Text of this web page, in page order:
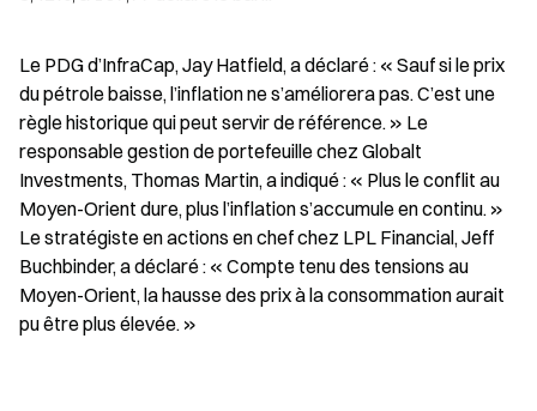
Le PDG d’InfraCap, Jay Hatfield, a déclaré : « Sauf si le prix
du pétrole baisse, l’inflation ne s’améliorera pas. C’est une
règle historique qui peut servir de référence. » Le
responsable gestion de portefeuille chez Globalt
Investments, Thomas Martin, a indiqué : « Plus le conflit au
Moyen-Orient dure, plus l’inflation s’accumule en continu. »
Le stratégiste en actions en chef chez LPL Financial, Jeff
Buchbinder, a déclaré : « Compte tenu des tensions au
Moyen-Orient, la hausse des prix à la consommation aurait
pu être plus élevée. »